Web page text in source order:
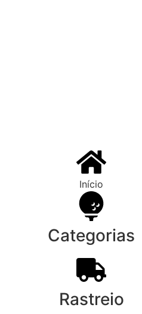
Início
Categorias
Rastreio